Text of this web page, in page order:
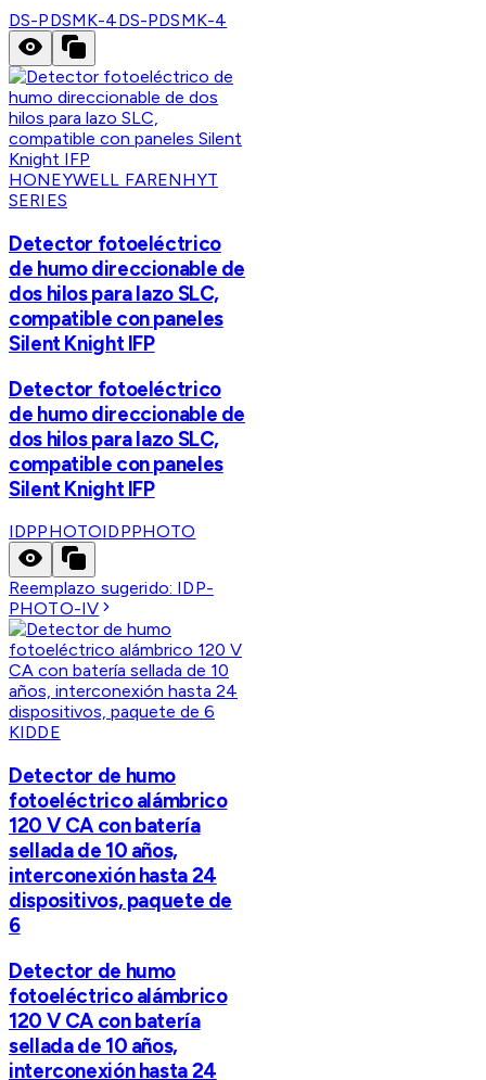
DS-PDSMK-4DS-PDSMK-4
HONEYWELL FARENHYT
SERIES
Detector fotoeléctrico
de humo direccionable de
dos hilos para lazo SLC,
compatible con paneles
Silent Knight IFP
Detector fotoeléctrico
de humo direccionable de
dos hilos para lazo SLC,
compatible con paneles
Silent Knight IFP
IDPPHOTOIDPPHOTO
Reemplazo sugerido: IDP-
PHOTO-IV
KIDDE
Detector de humo
fotoeléctrico alámbrico
120 V CA con batería
sellada de 10 años,
interconexión hasta 24
dispositivos, paquete de
6
Detector de humo
fotoeléctrico alámbrico
120 V CA con batería
sellada de 10 años,
interconexión hasta 24